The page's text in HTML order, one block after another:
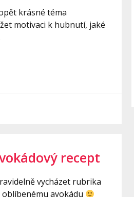
krásné téma
motivaci k hubnutí, jaké
recept
vycházet rubrika
avokádu